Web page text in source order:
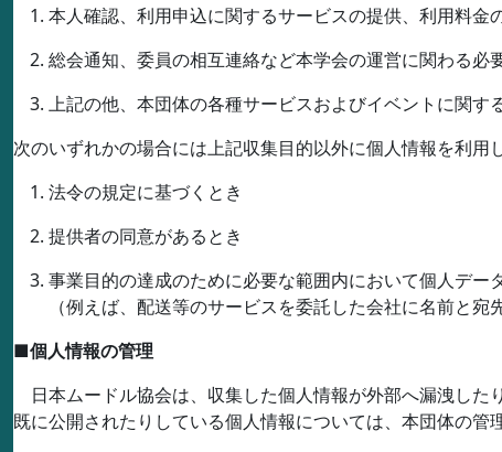
本人確認、利用申込に関するサービスの提供、利用料
総会通知、委員の相互連絡など本学会の運営に関わる必
上記の他、本団体の各種サービスおよびイベントに関す
次のいずれかの場合には上記収集目的以外に個人情報を利用
法令の規定に基づくとき
提供者の同意があるとき
事業目的の達成のために必要な範囲内において個人デー
（例えば、配送等のサービスを委託した会社に名前と宛
■個人情報の管理
日本ムードル協会は、収集した個人情報が外部へ漏洩した
既に公開されたりしている個人情報については、本団体の管